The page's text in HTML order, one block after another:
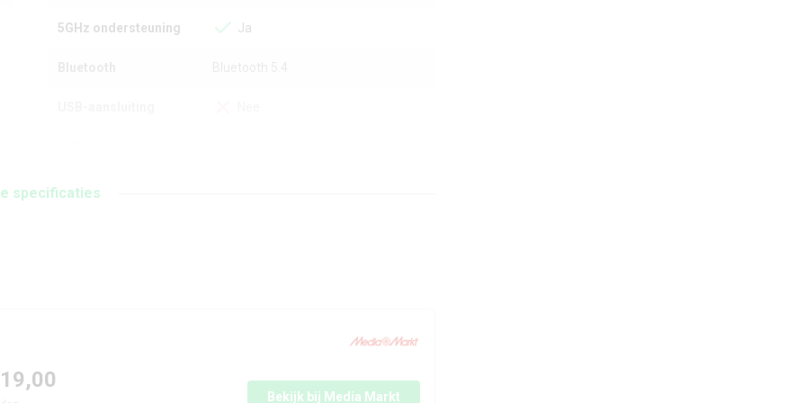
5GHz ondersteuning Ja
Adapter meegeleverd
specificaties
Bekijk bij Media Markt